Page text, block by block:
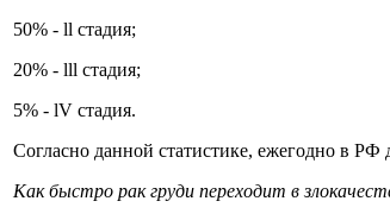
50% - ll стадия;
20% - lll стадия;
5% - lV стадия.
Согласно данной статистике, ежегодно в РФ
Как быстро рак груди переходит в